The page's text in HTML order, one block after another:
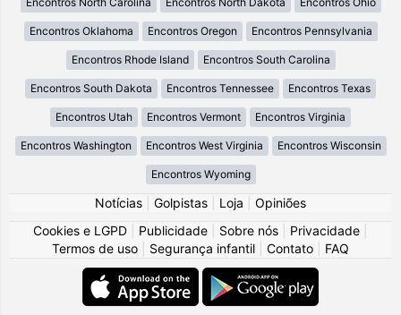
Encontros Oklahoma Encontros Oregon Encontros Pennsylvania
Encontros Rhode Island Encontros South Carolina
Encontros South Dakota Encontros Tennessee Encontros Texas
Encontros Utah Encontros Vermont Encontros Virginia
Encontros Washington Encontros West Virginia Encontros Wisconsin
Encontros Wyoming
Notícias Golpistas Loja
Opiniões
Cookies e LGPD
Publicidade Sobre nós Privacidade
Termos de uso
Segurança infantil Contato FAQ